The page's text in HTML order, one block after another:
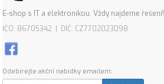
E-shop s IT a elektronikou. Vždy najdeme řešení!
IČO: 86705342 | DIČ: CZ7702023098
Odebírejte akční nabídky emailem: